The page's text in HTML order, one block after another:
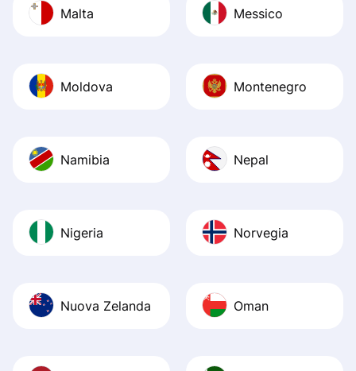
Malta Messico
Moldova Montenegro
Namibia Nepal
Nigeria Norvegia
Nuova Zelanda Oman